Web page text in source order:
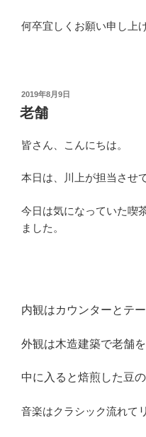
何卒宜しくお願い申し上
投
稿
日:
2019年8月9日
老舗
皆さん、こんにちは。
本日は、川上が担当させ
今日は気になっていた喫
ました。
内観はカウンターとテ
外観は木造建築で老舗
中に入ると焙煎した豆の
音楽はクラシック流れて